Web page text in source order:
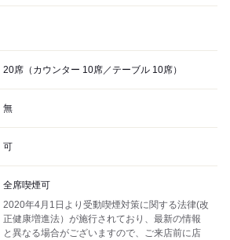
20席（カウンター 10席／テーブル 10席）
無
可
全席喫煙可
2020年4月1日より受動喫煙対策に関する法律(改
正健康増進法）が施行されており、最新の情報
と異なる場合がございますので、ご来店前に店